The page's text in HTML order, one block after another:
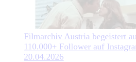
Filmarchiv Austria begeistert
110.000+ Follower auf
20.04.2026